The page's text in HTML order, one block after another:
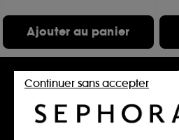
Ajouter au panier
Nouveauté
Continuer sans accepter